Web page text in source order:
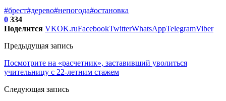
#брест#дерево#непогода#остановка
0 334
Поделится VKOK.ruFacebookTwitterWhatsAppTelegramViber
Предыдущая запись
Посмотрите на «расчетник», заставивший уволиться
учительницу с 22-летним стажем
Следующая запись